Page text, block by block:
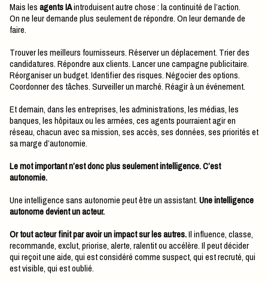
Mais lesagents IAintroduisent autre chose : la continuité de l’action.
On ne leur demande plus seulement de répondre. On leur demande de
faire.
Trouver les meilleurs fournisseurs. Réserver un déplacement. Trier des
candidatures. Répondre aux clients. Lancer une campagne publicitaire.
Réorganiser un budget. Identifier des risques. Négocier des options.
Coordonner des tâches. Surveiller un marché. Réagir à un événement.
Et demain, dans les entreprises, les administrations, les médias, les
banques, les hôpitaux ou les armées, ces agents pourraient agir en
réseau, chacun avec sa mission, ses accès, ses données, ses priorités et
sa marge d’autonomie.
Le mot important n’est donc plus seulement intelligence. C’est
autonomie.
Une intelligence sans autonomie peut être un assistant.Une intelligence
autonome devient un acteur.
Or tout acteur finit par avoir un impact sur les autres.Il influence, classe,
recommande, exclut, priorise, alerte, ralentit ou accélère. Il peut décider
qui reçoit une aide, qui est considéré comme suspect, qui est recruté, qui
est visible, qui est oublié.